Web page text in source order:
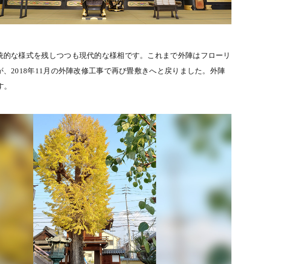
的な様式を残しつつも現代的な様相です。これまで外陣はフローリ
、2018年11月の外陣改修工事で再び畳敷きへと戻りました。外陣